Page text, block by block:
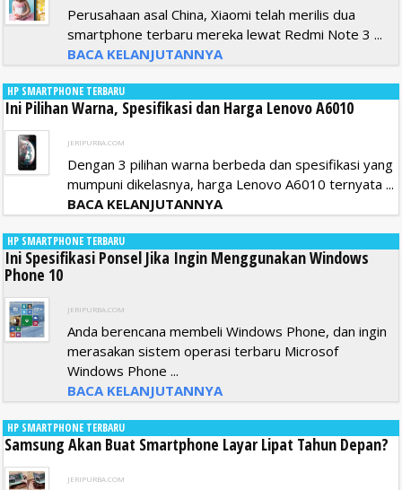
Perusahaan asal China, Xiaomi telah merilis dua
smartphone terbaru mereka lewat Redmi Note 3 ...
BACA KELANJUTANNYA
HP SMARTPHONE TERBARU
Ini Pilihan Warna, Spesifikasi dan Harga Lenovo A6010
JERIPURBA.COM
Dengan 3 pilihan warna berbeda dan spesifikasi yang
mumpuni dikelasnya, harga Lenovo A6010 ternyata ...
BACA KELANJUTANNYA
HP SMARTPHONE TERBARU
Ini Spesifikasi Ponsel Jika Ingin Menggunakan Windows
Phone 10
JERIPURBA.COM
Anda berencana membeli Windows Phone, dan ingin
merasakan sistem operasi terbaru Microsof
Windows Phone ...
BACA KELANJUTANNYA
HP SMARTPHONE TERBARU
Samsung Akan Buat Smartphone Layar Lipat Tahun Depan?
JERIPURBA.COM